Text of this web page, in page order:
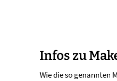
Infos zu
Wie die so genannten